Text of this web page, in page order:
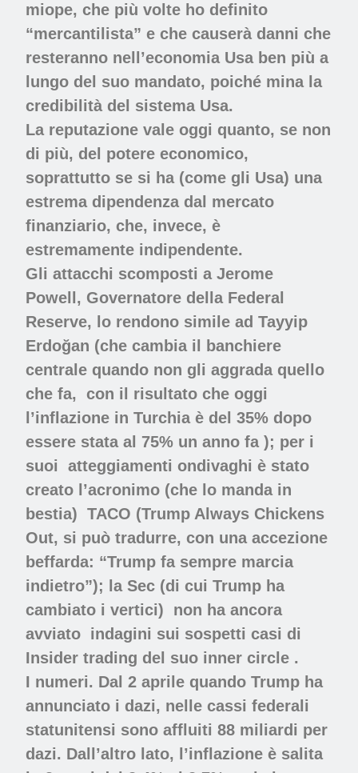
miope, che più volte ho definito
“mercantilista” e che causerà danni che
resteranno nell’economia Usa ben più a
lungo del suo mandato, poiché mina la
credibilità del sistema Usa.
La reputazione vale oggi quanto, se non
di più, del potere economico,
soprattutto se si ha (come gli Usa) una
estrema dipendenza dal mercato
finanziario, che, invece, è
estremamente indipendente.
Gli attacchi scomposti a Jerome
Powell, Governatore della Federal
Reserve, lo rendono simile ad Tayyip
Erdoğan (che cambia il banchiere
centrale quando non gli aggrada quello
che fa, con il risultato che oggi
l’inflazione in Turchia è del 35% dopo
essere stata al 75% un anno fa ); per i
suoi
atteggiamenti ondivaghi è stato
creato l’acronimo (che lo manda in
bestia) TACO (Trump Always Chickens
Out, si può tradurre, con una accezione
beffarda: “Trump fa sempre marcia
indietro”); la Sec (di cui Trump ha
cambiato i vertici)
non ha ancora
avviato indagini sui sospetti casi di
Insider trading del suo inner circle .
I numeri. Dal 2 aprile quando Trump ha
annunciato i dazi, nelle cassi federali
statunitensi sono affluiti 88 miliardi per
dazi. Dall’altro lato, l’inflazione è salita